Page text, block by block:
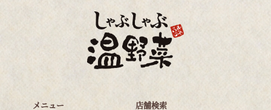
メニュー
店舗検索